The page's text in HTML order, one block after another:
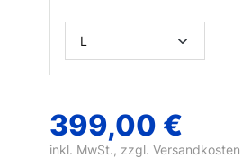
399,00 €
inkl. MwSt., zzgl.Versandkosten